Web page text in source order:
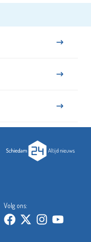
Volg ons: